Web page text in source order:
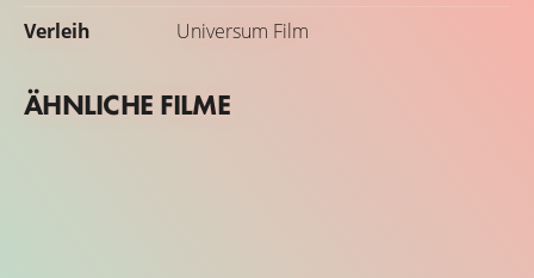
Verleih
Universum Film
ÄHNLICHE FILME